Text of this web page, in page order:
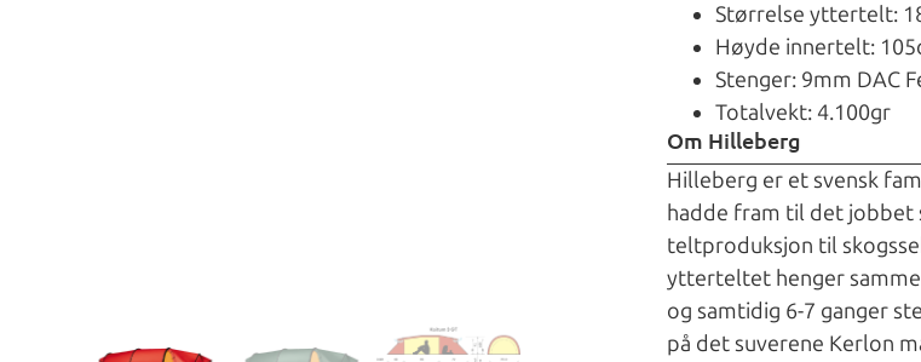
Størrelse yttertelt:
Høyde innertelt:
Stenger: 9mm DAC
Totalvekt: 4.100gr
Om Hilleberg
Hilleberg er et svensk
hadde fram til det jobbet
teltproduksjon til
ytterteltet henger
og samtidig 6-7 ganger
på det suverene Kerlon